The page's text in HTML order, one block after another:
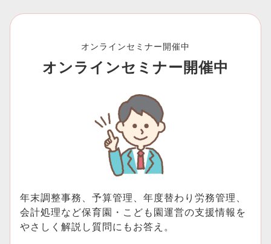
オンラインセミナー開催中
オンラインセミナー開催中
年末調整事務、予算管理、年度替わり労務管理、
会計処理など保育園・こども園運営の支援情報を
やさしく解説し質問にもお答え。